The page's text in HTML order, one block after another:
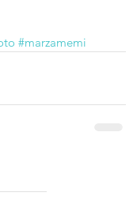
#marzamemi